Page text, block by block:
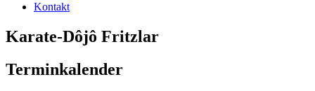
Kontakt
Karate-Dôjô Fritzlar
Terminkalender